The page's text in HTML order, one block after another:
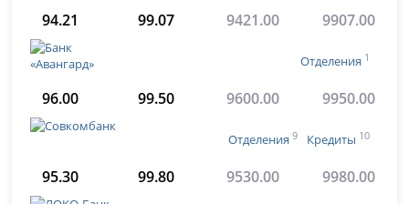
94.21 99.07 9421.00 9907.00
Отделения 1
96.00 99.50 9600.00 9950.00
Отделения 9 Кредиты 10
95.30 99.80 9530.00 9980.00